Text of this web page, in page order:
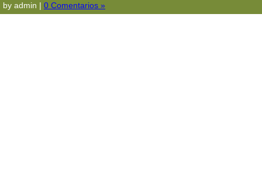
by admin | 0 Comentarios »